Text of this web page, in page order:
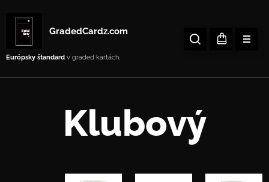
GradedCardz.com
Európsky štandard v graded kartách.
Klubový